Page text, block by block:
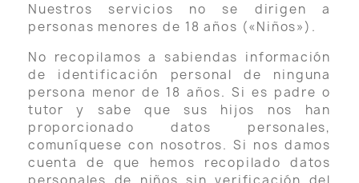
Nuestros servicios no se dirigen a
personas menores de 18 años («Niños»).
No recopilamos a sabiendas información
de identificación personal de ninguna
persona menor de 18 años. Si es padre o
tutor y sabe que sus hijos nos han
proporcionado datos personales,
comuníquese con nosotros. Si nos damos
cuenta de que hemos recopilado datos